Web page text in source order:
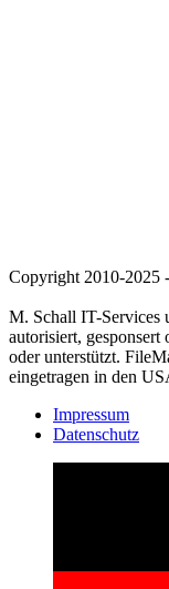
Copyright 2010-2025
M. Schall IT-Services
autorisiert,
oder unterstützt.
eingetragen in den
Impressum
Datenschutz